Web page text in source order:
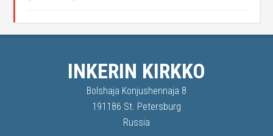
INKERIN KIRKKO
Bolshaja Konjushennaja 8
191186 St. Petersburg
Russia